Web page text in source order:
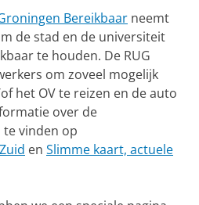
Bereikbaar neemt
de stad en de universiteit
te houden. De RUG
om zoveel mogelijk
het OV te reizen en de auto
over de
te vinden op
en Slimme kaart, actuele